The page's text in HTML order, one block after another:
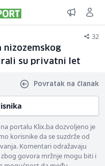
32
nizozemskog
su privatni let
Povratak na članak
portalu Klix.ba dozvoljeno je
korisnike da se suzdrže od
Komentari odražavaju
govora mržnje mogu biti i